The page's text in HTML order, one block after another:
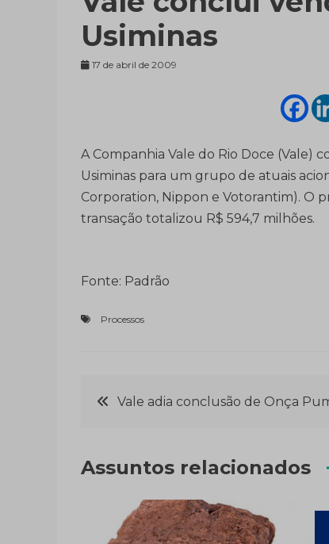
Usiminas
17 de abril de 2009
A Companhia Vale do Rio Doce (Vale)
Usiminas para um grupo de atuais
Corporation, Nippon e Votorantim). O
transação totalizou R$ 594,7 milhões.
Fonte: Padrão
Processos
Navegação
Post
Vale adia conclusão de Onça
Assuntos relacionados